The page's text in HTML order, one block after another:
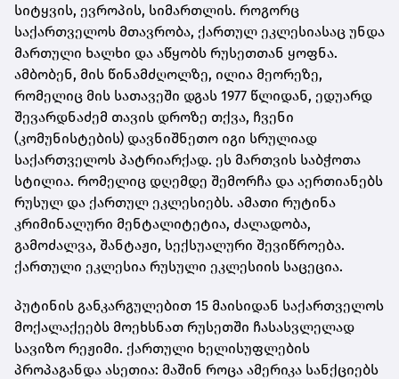
სიტყვის, ევროპის, სიმართლის. როგორც
საქართველოს მთავრობა, ქართულ ეკლესიასაც უნდა
მართული ხალხი და აწყობს რუსეთთან ყოფნა.
ამბობენ, მის წინამძღოლზე, ილია მეორეზე,
რომელიც მის სათავეში დგას 1977 წლიდან, ედუარდ
შევარდნაძემ თავის დროზე თქვა, ჩვენი
(კომუნისტების) დავნიშნეთო იგი სრულიად
საქართველოს პატრიარქად. ეს მართვის საბჭოთა
სტილია. რომელიც დღემდე შემორჩა და აერთიანებს
რუსულ და ქართულ ეკლესიებს. ამათი რუტინა
კრიმინალური მენტალიტეტია, ძალადობა,
გამოძალვა, შანტაჟი, სექსუალური შევიწროება.
ქართული ეკლესია რუსული ეკლესიის საცეცია.
პუტინის განკარგულებით 15 მაისიდან საქართველოს
მოქალაქეებს მოეხსნათ რუსეთში ჩასასვლელად
სავიზო რეჟიმი. ქართული ხელისუფლების
პროპაგანდა ასეთია: მაშინ როცა ამერიკა სანქციებს